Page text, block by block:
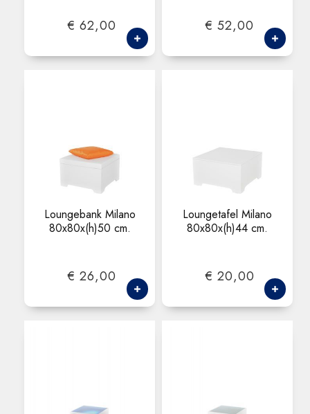
€ 62,00 € 52,00
Loungebank Milano
80x80x(h)50 cm.
€ 26,00
Loungetafel Milano
80x80x(h)44 cm.
€ 20,00